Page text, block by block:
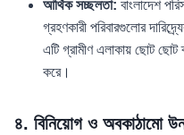
আর্থিক সচ্ছলতা: বাংলাদেশ
গ্রহণকারী পরিবারগুলোর
এটি গ্রামীণ এলাকায় ছোট ছোট
করে।
৪. বিনিয়োগ ও অবকাঠামো